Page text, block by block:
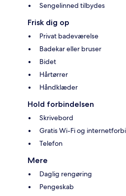
Sengelinned tilbydes
Frisk dig op
Privat badeværelse
Badekar eller bruser
Bidet
Hårtørrer
Håndklæder
Hold forbindelsen
Skrivebord
Gratis Wi-Fi og
Telefon
Mere
Daglig rengøring
Pengeskab